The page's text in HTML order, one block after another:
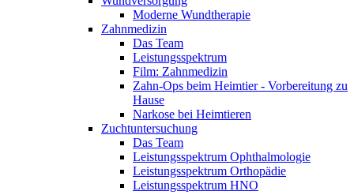
Moderne Wundtherapie
Zahnmedizin
Das Team
Leistungsspektrum
Film: Zahnmedizin
Zahn-Ops beim Heimtier - Vorbereitung zu
Hause
Narkose bei Heimtieren
Zuchtuntersuchung
Das Team
Leistungsspektrum Ophthalmologie
Leistungsspektrum Orthopädie
Leistungsspektrum HNO